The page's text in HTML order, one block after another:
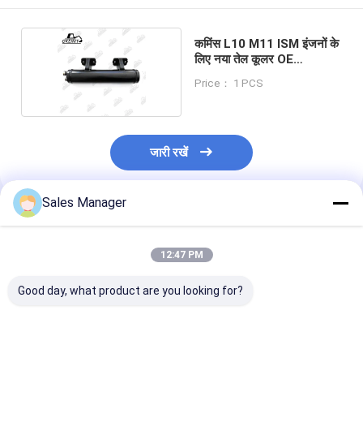
कमिंस L10 M11 ISM इंजनों के
लिए नया तेल कूलर OE
Price： 1 PCS
जारी रखें
अनुशंसित उत्पाद
Sales Manager
12:47 PM
Good day, what product are you looking for?